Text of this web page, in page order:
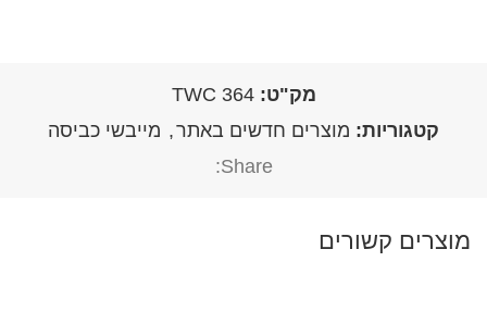
מק"ט:TWC 364
קטגוריות: מוצרים חדשים באתר, מייבשי כביסה
Share:
מוצרים קשורים